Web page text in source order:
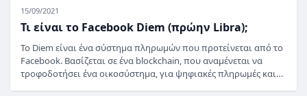
15/09/2021
Τι είναι το Facebook Diem (πρώην Libra);
Το Diem είναι ένα σύστημα πληρωμών που προτείνεται από το
Facebook. Βασίζεται σε ένα blockchain, που αναμένεται να
τροφοδοτήσει ένα οικοσύστημα, για ψηφιακές πληρωμές και…